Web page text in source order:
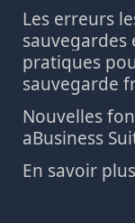
Les erreurs
sauvegardes
pratiques
sauvegarde
Nouvelles
aBusiness
En savoir